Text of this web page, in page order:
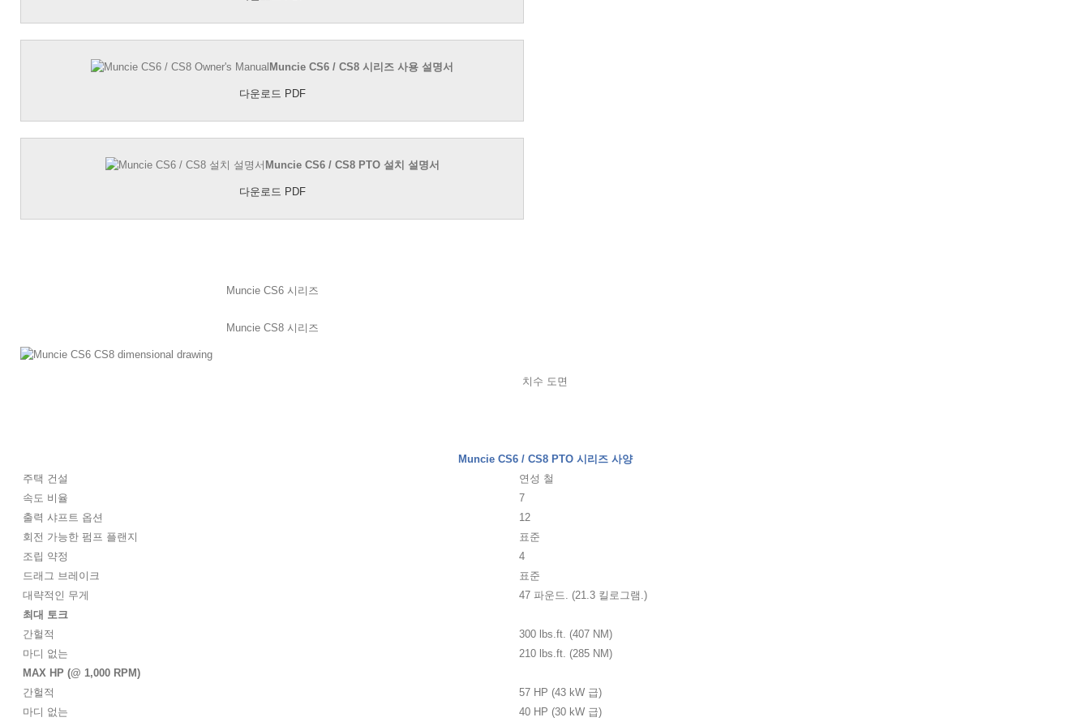
Muncie CS6 / CS8 시리즈 사용 설명서
다운로드 PDF
Muncie CS6 / CS8 PTO 설치 설명서
다운로드 PDF
Muncie CS6 시리즈
Muncie CS8 시리즈
치수 도면
Muncie CS6 / CS8 PTO 시리즈 사양
주택 건설
연성 철
속도 비율
7
출력 샤프트 옵션
12
회전 가능한 펌프 플랜지
표준
조립 약정
4
드래그 브레이크
표준
대략적인 무게
47 파운드. (21.3 킬로그램.)
최대 토크
간헐적
300 lbs.ft. (407 NM)
마디 없는
210 lbs.ft. (285 NM)
MAX HP (@ 1,000 RPM)
간헐적
57 HP (43 kW 급)
마디 없는
40 HP (30 kW 급)